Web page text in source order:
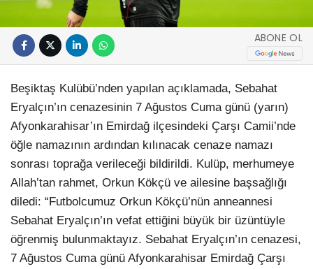
ABONE OL
Beşiktaş Kulübü’nden yapılan açıklamada, Sebahat
Eryalçın’ın cenazesinin 7 Ağustos Cuma günü (yarın)
Afyonkarahisar’ın Emirdağ ilçesindeki Çarşı Camii’nde
öğle namazının ardından kılınacak cenaze namazı
sonrası toprağa verileceği bildirildi. Kulüp, merhumeye
Allah’tan rahmet, Orkun Kökçü ve ailesine başsağlığı
diledi: “Futbolcumuz Orkun Kökçü’nün anneannesi
Sebahat Eryalçın’ın vefat ettiğini büyük bir üzüntüyle
öğrenmiş bulunmaktayız. Sebahat Eryalçın’ın cenazesi,
7 Ağustos Cuma günü Afyonkarahisar Emirdağ Çarşı